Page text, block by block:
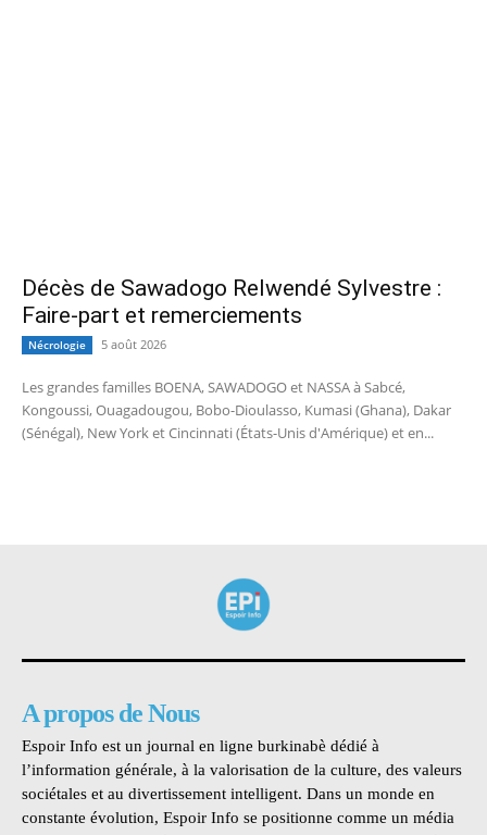
Décès de Sawadogo Relwendé Sylvestre :
Faire-part et remerciements
Nécrologie 5 août 2026
Les grandes familles BOENA, SAWADOGO et NASSA à Sabcé,
Kongoussi, Ouagadougou, Bobo-Dioulasso, Kumasi (Ghana), Dakar
(Sénégal), New York et Cincinnati (États-Unis d'Amérique) et en...
A propos de Nous
Espoir Info est un journal en ligne burkinabè dédié à
l’information générale, à la valorisation de la culture, des valeurs
sociétales et au divertissement intelligent. Dans un monde en
constante évolution, Espoir Info se positionne comme un média